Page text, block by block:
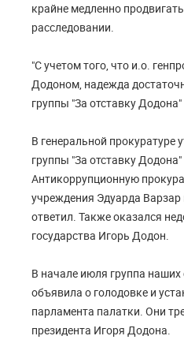
крайне медленно
расследовании.
"С учетом того, что и.о.
Додоном, надежда
группы "За отставку
В генеральной прокуратуре
группы "За отставку
Антикоррупционную
учреждения Эдуарда
ответил. Также оказался
государства Игорь Додон.
В начале июля группа наших
объявила о голодовке и
парламента палатки. Они
президента Игоря Додона.